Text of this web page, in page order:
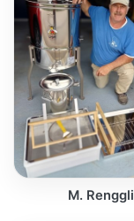
M. Renggli